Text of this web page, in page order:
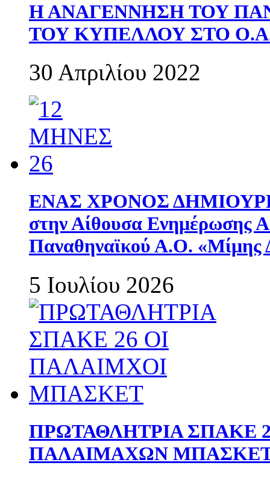
Η ΑΝΑΓΕΝΝΗΣΗ ΤΟΥ
ΤΟΥ ΚΥΠΕΛΛΟΥ ΣΤΟ
30 Απριλίου 2022
ΕΝΑΣ ΧΡΟΝΟΣ
στην Αίθουσα Ενημέρωσης
Παναθηναϊκού Α.Ο. «Μίμης
5 Ιουλίου 2026
ΠΡΩΤΑΘΛΗΤΡΙΑ ΣΠΑΚΕ
ΠΑΛΑΙΜΑΧΩΝ